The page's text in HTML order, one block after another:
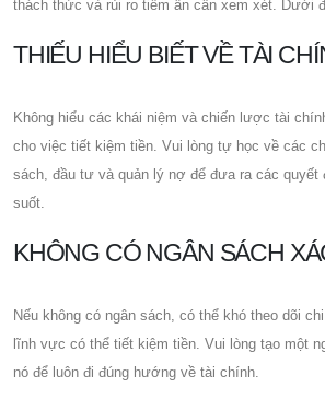
thách thức và rủi ro tiềm ẩn cần xem xét. Dưới
THIẾU HIỂU BIẾT VỀ TÀI
Không hiểu các khái niệm và chiến lược tài
cho việc tiết kiệm tiền. Vui lòng tự học về các
sách, đầu tư và quản lý nợ để đưa ra các quyết
suốt.
KHÔNG CÓ NGÂN SÁCH
Nếu không có ngân sách, có thể khó theo dõi
lĩnh vực có thể tiết kiệm tiền. Vui lòng tạo một
nó để luôn đi đúng hướng về tài chính.